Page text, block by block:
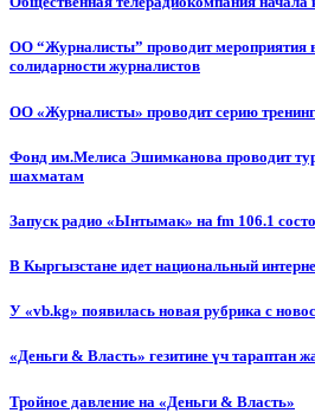
ОО “Журналисты” проводит мероприятия
солидарности журналистов
ОО «Журналисты» проводит серию
Фонд им.Мелиса Эшимканова проводит
шахматам
Запуск радио «Ынтымак» на fm 106.1
В Кыргызстане идет национальный
У «vb.kg» появилась новая рубрика с
«Деньги & Власть» гезитине үч тараптан
Тройное давление на «Деньги & Власть»